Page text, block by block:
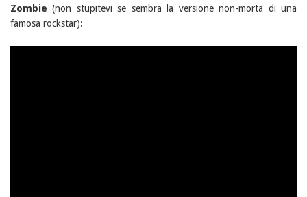
Zombie (non stupitevi se sembra la versione non-morta di una
famosa rockstar):